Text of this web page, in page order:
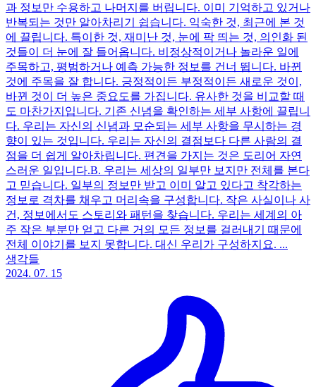
과 정보만 수용하고 나머지를 버립니다. 이미 기억하고 있거나
반복되는 것만 알아차리기 쉽습니다. 익숙한 것, 최근에 본 것
에 끌립니다. 특이한 것, 재미난 것, 눈에 팍 띄는 것, 의인화 된
것들이 더 눈에 잘 들어옵니다. 비정상적이거나 놀라운 일에
주목하고, 평범하거나 예측 가능한 정보를 건너 뜁니다. 바뀐
것에 주목을 잘 합니다. 긍정적이든 부정적이든 새로운 것이,
바뀐 것이 더 높은 중요도를 가집니다. 유사한 것을 비교할 때
도 마찬가지입니다. 기존 신념을 확인하는 세부 사항에 끌립니
다. 우리는 자신의 신념과 모순되는 세부 사항을 무시하는 경
향이 있는 것입니다. 우리는 자신의 결점보다 다른 사람의 결
점을 더 쉽게 알아차립니다. 편견을 가지는 것은 도리어 자연
스러운 일입니다.​ ​ B. 우리는 세상의 일부만 보지만 전체를 본다
고 믿습니다. 일부의 정보만 받고 이미 알고 있다고 착각하는
정보로 격차를 채우고 머리속을 구성합니다. 작은 사실이나 사
건, 정보에서도 스토리와 패턴을 찾습니다. 우리는 세계의 아
주 작은 부분만 얻고 다른 거의 모든 정보를 걸러내기 때문에
전체 이야기를 보지 못합니다. 대신 우리가 구성하지요. ...
생각들
2024. 07. 15